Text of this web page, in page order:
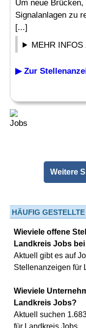
Um neue
Signalanlagen zu
[...]
MEHR INFOS
▶ Zur
Weitere
HÄUFIG
Wieviele offene
Landkreis Jobs
Aktuell gibt es auf
Stellenanzeigen für
Wieviele
Landkreis Jobs?
Aktuell suchen
für Landkreis Jobs.